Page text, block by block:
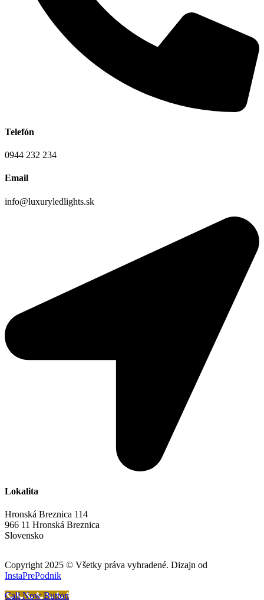
Telefón
0944 232 234
Email
info@luxuryledlights.sk
Lokalita
Hronská Breznica 114
966 11 Hronská Breznica
Slovensko
Copyright 2025 © Všetky práva vyhradené. Dizajn od
InstaPrePodnik
Call Now Button